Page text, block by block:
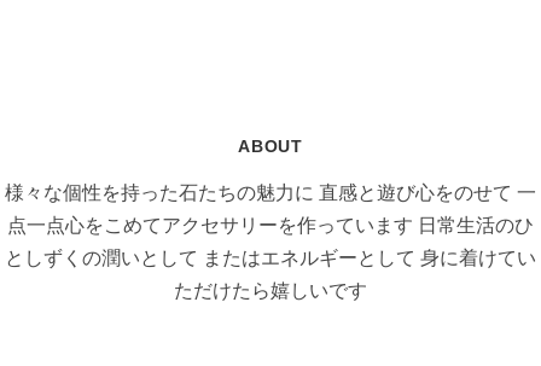
ABOUT
様々な個性を持った石たちの魅力に 直感と遊び心をのせて 一
点一点心をこめてアクセサリーを作っています 日常生活のひ
としずくの潤いとして またはエネルギーとして 身に着けてい
ただけたら嬉しいです